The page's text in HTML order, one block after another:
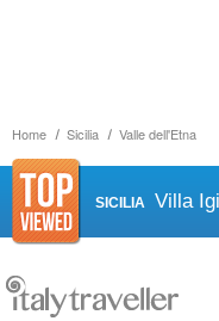
Home Sicilia Valle dell'Etna
SICILIA Villa